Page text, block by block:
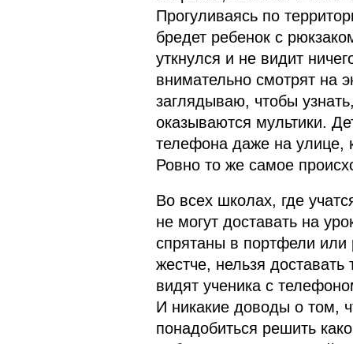
Прогуливаясь по
бредет ребенок с
уткнулся и не видит
внимательно смотрят на
заглядываю, чтобы
оказываются мультики.
телефона даже на улице,
Ровно то же самое
Во всех школах, где
не могут доставать на
спрятаны в портфели или
жестче, нельзя
видят ученика с
И никакие доводы о том,
понадобиться решить